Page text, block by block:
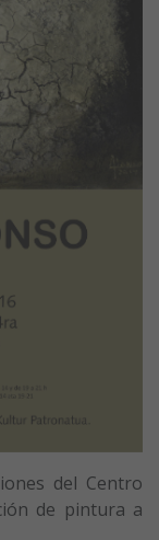
del Centro
de pintura a